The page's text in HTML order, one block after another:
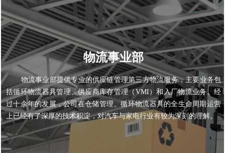
物流事业部
物流事业部提供专业的供应链管理第三方物流服务，主要业务包
括循环物流器具管理、供应商库存管理（VMI）和入厂物流业务。经
过十余年的发展，公司在仓储管理、循环物流器具的全生命周期运营
上已经有了深厚的技术积淀，对汽车与家电行业有较为深刻的理解。